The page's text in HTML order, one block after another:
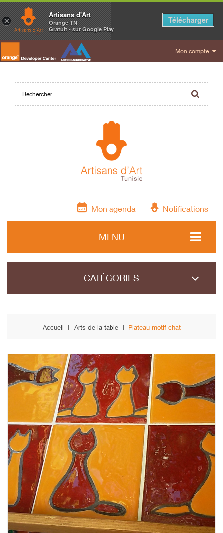
Mon compte
Mon agenda Notifications
MENU
CATÉGORIES
Accueil Arts de la table Plateau motif chat
×
Artisans d'Art
Orange TN
Gratuit - sur Google Play
Télécharger